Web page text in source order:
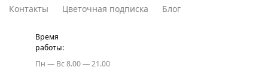
Контакты
Цветочная подписка Блог
Время
работы:
Пн — Вс8.00 — 21.00